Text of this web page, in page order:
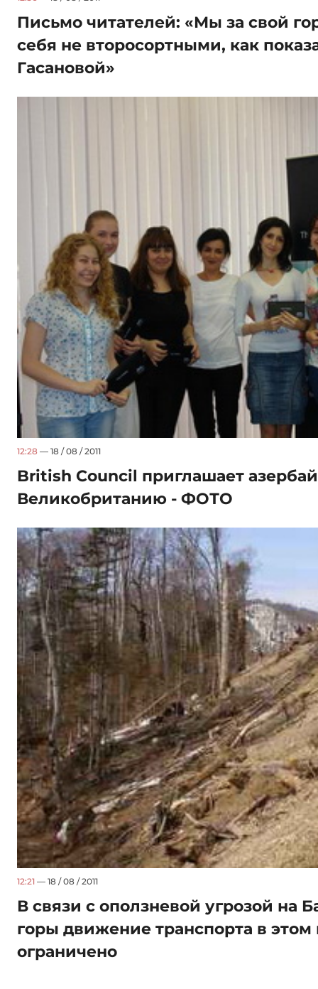
Письмо читателей: «Мы за свой
себя не второсортными, как
Гасановой»
12:28 — 18 / 08 / 2011
British Council приглашает
Великобританию - ФОТО
12:21 — 18 / 08 / 2011
В связи с оползневой угрозой на
горы движение транспорта в
ограничено